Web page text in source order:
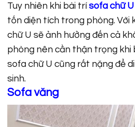
Tuy nhiên khi bài trísofa chữ U
tốn diện tích trong phòng. Với
chữ U sẽ ảnh hưởng đến cả
phòng nên cần thận trọng khi
sofa chữ U cũng rất nặng để
sinh.
Sofa văng